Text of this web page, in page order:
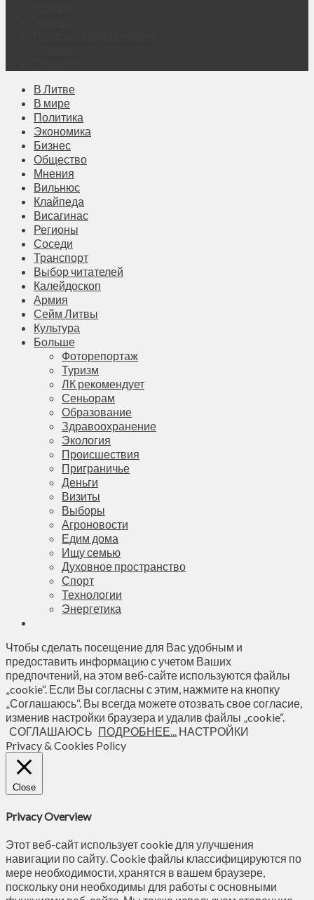
В Литве
В мире
Политика
Экономика
Бизнес
Общество
Мнения
Вильнюс
Клайпеда
Висагинас
Регионы
Соседи
Транспорт
Выбор читателей
Калейдоскоп
Армия
Сейм Литвы
Культура
Больше
Фоторепортаж
Туризм
ЛК рекомендует
Сеньорам
Образование
Здравоохранение
Экология
Происшествия
Приграничье
Деньги
Визиты
Выборы
Агроновости
Едим дома
Ищу семью
Духовное пространство
Спорт
Технологии
Энергетика
Чтобы сделать посещение для Вас удобным и
предоставить информацию с учетом Ваших
предпочтений, на этом веб-сайте используются файлы
„cookie“. Если Вы согласны с этим, нажмите на кнопку
„Соглашаюсь“. Вы всегда можете отозвать свое согласие,
изменив настройки браузера и удалив файлы „cookie“.
СОГЛАШАЮСЬ ПОДРОБНЕЕ...
НАСТРОЙКИ
Privacy & Cookies Policy
Close
Privacy Overview
Этот веб-сайт использует cookie для улучшения
навигации по сайту. Сookie файлы классифицируются по
мере необходимости, хранятся в вашем браузере,
поскольку они необходимы для работы с основными